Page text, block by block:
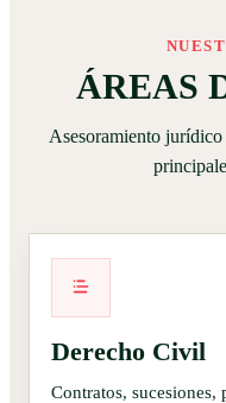
ÁREAS
Asesoramiento jurídico
Derecho Civil
Contratos,